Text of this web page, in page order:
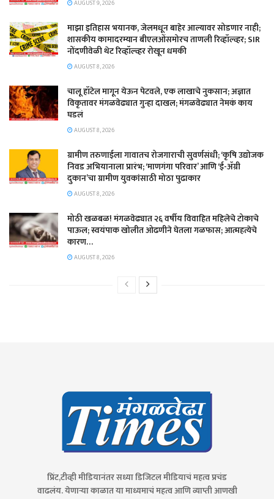
AUGUST 9, 2026
माझा इतिहास भयानक, जेलमधून बाहेर आल्यावर सोडणार नाही;
शासकीय कामादरम्यान बीएलओंसमोरच ताणली रिव्हॉल्व्हर; SIR
नोंदणीवेळी थेट रिव्हॉल्व्हर रोखून धमकी
AUGUST 8, 2026
चालू हॉटेल मागून येऊन पेटवले, एक लाखाचे नुकसान; अज्ञात
विकृतावर मंगळवेढ्यात गुन्हा दाखल; मंगळवेढ्यात नेमकं काय
घडलं
AUGUST 8, 2026
​ग्रामीण तरुणाईला गावातच रोजगाराची सुवर्णसंधी; ‘कृषि उद्योजक
निवड अभियानाला प्रारंभ; ‘माणगंगा परिवार’ आणि ‘ई-ॲग्री
दुकान’चा ग्रामीण युवकांसाठी मोठा पुढाकार
AUGUST 8, 2026
मोठी खळबळ! मंगळवेढ्यात २६ वर्षीय विवाहित महिलेचे टोकाचे
पाऊल; स्वयंपाक खोलीत ओढणीने घेतला गळफास; आत्महत्येचे
कारण…
AUGUST 8, 2026
प्रिंट,टीव्ही मीडियानंतर सध्या डिजिटल मीडियाचं महत्व प्रचंड
वाढलंय. येणाऱ्या काळात या माध्यमाचं महत्व आणि व्याप्ती आणखी